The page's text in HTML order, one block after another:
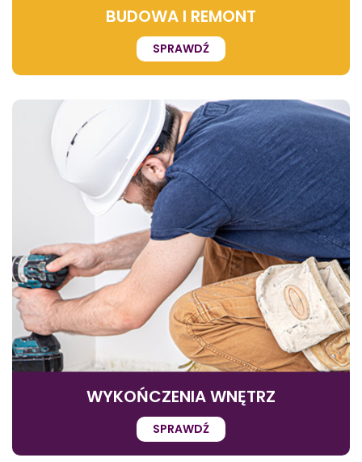
BUDOWA I REMONT
SPRAWDŹ
WYKOŃCZENIA WNĘTRZ
SPRAWDŹ